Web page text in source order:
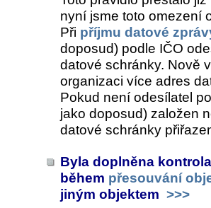
nyní jsme toto omezení
Při příjmu datové
doposud) podle IČO
datové schránky. Nově
organizaci více adres
Pokud není odesílatel
jako doposud) založen
datové schránky
Byla doplněna
během přesouvání
jiným objektem >>>